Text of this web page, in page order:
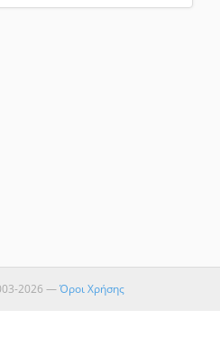
2026 —Όροι Χρήσης